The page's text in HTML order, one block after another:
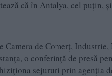
că în Antalya, cel puțin,
Camera de Comerț,
o conferință de presă
sejururi prin agenția